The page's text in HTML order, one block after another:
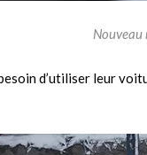
d’utiliser leur